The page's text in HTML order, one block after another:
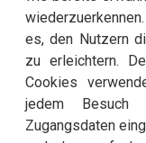
es, den Nutzern
zu erleichtern.
Cookies
jedem Besuch
Zugangsdaten